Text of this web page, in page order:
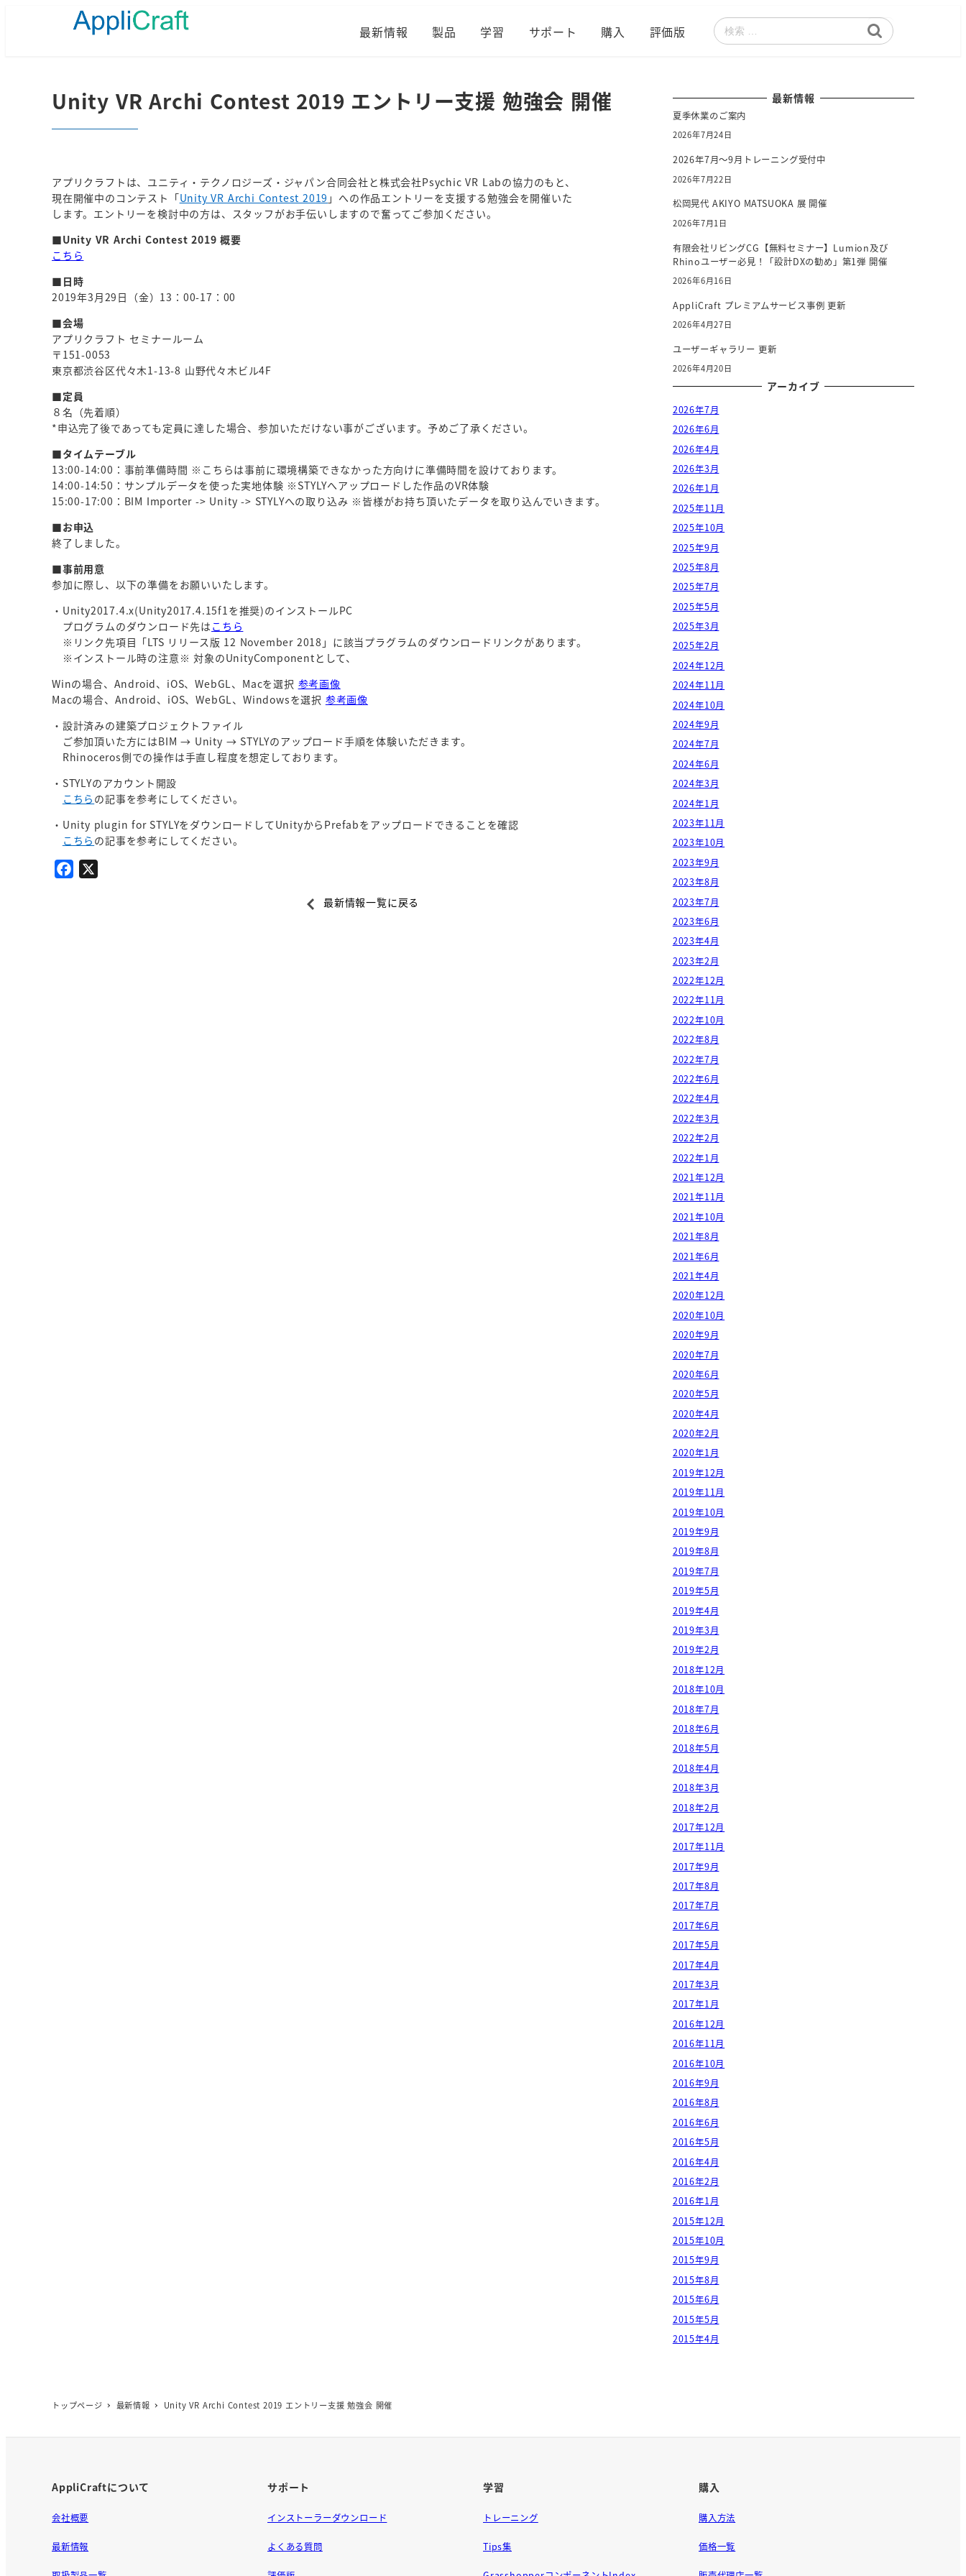
最新情報 製品 学習 サポート 購入 評価版
検
Unity VR Archi Contest 2019 エントリー支援 勉強会 開催
アプリクラフトは、ユニティ・テクノロジーズ・ジャパン合同会社と株式会社Psychic VR Labの協力のもと、
現在開催中のコンテスト「Unity VR Archi Contest 2019 」への作品エントリーを支援する勉強会を開催いた
します。エントリーを検討中の方は、スタッフがお手伝いしますので奮ってご参加ください。
■Unity VR Archi Contest 2019 概要
こちら
■日時
2019年3月29日（金）13：00-17：00
■会場
アプリクラフト セミナールーム
〒151-0053
東京都渋谷区代々木1-13-8 山野代々木ビル4F
■定員
８名（先着順）
*申込完了後であっても定員に達した場合、参加いただけない事がございます。予めご了承ください。
■タイムテーブル
13:00-14:00：事前準備時間 ※こちらは事前に環境構築できなかった方向けに準備時間を設けております。
14:00-14:50：サンプルデータを使った実地体験 ※STYLYへアップロードした作品のVR体験
15:00-17:00：BIM Importer -> Unity -> STYLYへの取り込み ※皆様がお持ち頂いたデータを取り込んでいきます。
■お申込
終了しました。
■事前用意
参加に際し、以下の準備をお願いいたします。
・Unity2017.4.x(Unity2017.4.15f1を推奨)のインストールPC
プログラムのダウンロード先は こちら
※リンク先項目「LTS リリース版 12 November 2018」に該当プラグラムのダウンロードリンクがあります。
※インストール時の注意※ 対象のUnityComponentとして、
Winの場合、 Android、iOS、WebGL、Macを選択 参考画像
Macの場合、Android、iOS、WebGL、Windowsを選択 参考画像
・設計済みの建築プロジェクトファイル
ご参加頂いた方にはBIM → Unity → STYLYのアップロード手順を体験いただきます。
Rhinoceros側での操作は手直し程度を想定しております。
・STYLYのアカウント開設
こちら の記事を参考にしてください。
・Unity plugin for STYLYをダウンロードしてUnityからPrefabをアップロードできることを確認
こちら の記事を参考にしてください。
最新情報一覧に戻る
最新情報
夏季休業のご案内
2026年7月24日
2026年7月～9月トレーニング受付中
2026年7月22日
松岡晃代 AKIYO MATSUOKA 展 開催
2026年7月1日
有限会社リビングCG【無料セミナー】Lumion及び
Rhinoユーザー必見！「設計DXの勧め」第1弾 開催
2026年6月16日
AppliCraft プレミアムサービス事例 更新
2026年4月27日
ユーザーギャラリー 更新
2026年4月20日
アーカイブ
2026年7月
2026年6月
2026年4月
2026年3月
2026年1月
2025年11月
2025年10月
2025年9月
2025年8月
2025年7月
2025年5月
2025年3月
2025年2月
2024年12月
2024年11月
2024年10月
2024年9月
2024年7月
2024年6月
2024年3月
2024年1月
2023年11月
2023年10月
2023年9月
2023年8月
2023年7月
2023年6月
2023年4月
2023年2月
2022年12月
2022年11月
2022年10月
2022年8月
2022年7月
2022年6月
2022年4月
2022年3月
2022年2月
2022年1月
2021年12月
2021年11月
2021年10月
2021年8月
2021年6月
2021年4月
2020年12月
2020年10月
2020年9月
2020年7月
2020年6月
2020年5月
2020年4月
2020年2月
2020年1月
2019年12月
2019年11月
2019年10月
2019年9月
2019年8月
2019年7月
2019年5月
2019年4月
2019年3月
2019年2月
2018年12月
2018年10月
2018年7月
2018年6月
2018年5月
2018年4月
2018年3月
2018年2月
2017年12月
2017年11月
2017年9月
2017年8月
2017年7月
2017年6月
2017年5月
2017年4月
2017年3月
2017年1月
2016年12月
2016年11月
2016年10月
2016年9月
2016年8月
2016年6月
2016年5月
2016年4月
2016年2月
2016年1月
2015年12月
2015年10月
2015年9月
2015年8月
2015年6月
2015年5月
2015年4月
トップページ 最新情報 Unity VR Archi Contest 2019 エントリー支援 勉強会 開催
AppliCraftについて
会社概要
最新情報
サポート
インストーラーダウンロード
よくある質問
学習
トレーニング
Tips集
購入
購入方法
価格一覧